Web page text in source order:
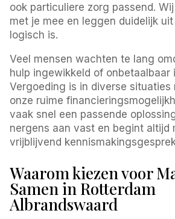
ook particuliere zorg passend.
met je mee en leggen duidelijk
logisch is.
Veel mensen wachten te lang
hulp ingewikkeld of onbetaalbaar
Vergoeding is in diverse situaties
onze ruime
vaak snel een passende
nergens aan vast en begint altijd
vrijblijvend
Waarom kiezen voor
Samen in Rotterdam
Albrandswaard